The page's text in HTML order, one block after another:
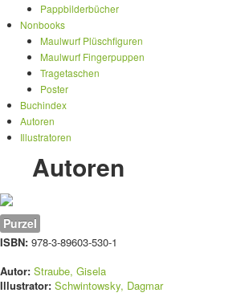
Pappbilderbücher
Nonbooks
Maulwurf Plüschfiguren
Maulwurf Fingerpuppen
Tragetaschen
Poster
Buchindex
Autoren
Illustratoren
Autoren
Purzel
ISBN: 978-3-89603-530-1
Autor: Straube, Gisela
Illustrator: Schwintowsky, Dagmar